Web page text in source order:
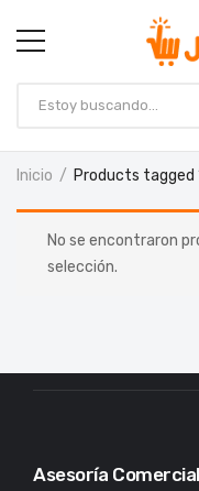
Inicio Products tagged
No se encontraron
selección.
Asesoría Comercial